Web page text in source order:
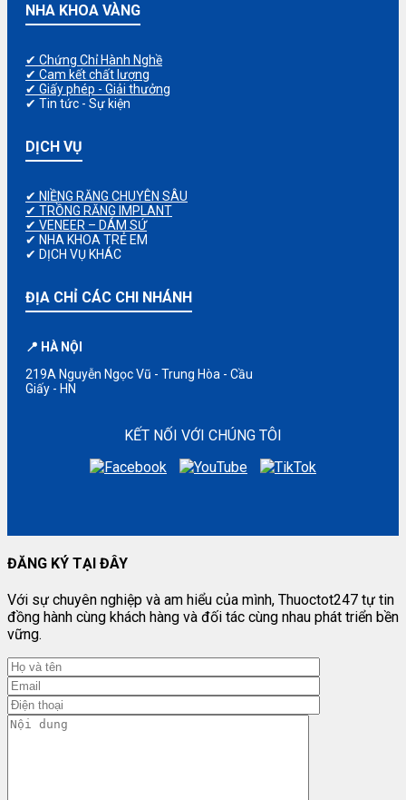
NHA KHOA VÀNG
✔ Chứng Chỉ Hành Nghề
✔ Cam kết chất lượng
✔ Giấy phép - Giải thưởng
✔ Tin tức - Sự kiện
DỊCH VỤ
✔ NIỀNG RĂNG CHUYÊN SÂU
✔ TRỒNG RĂNG IMPLANT
✔ VENEER – DÁM SỨ
✔ NHA KHOA TRẺ EM
✔ DỊCH VỤ KHÁC
ĐỊA CHỈ CÁC CHI NHÁNH
📍 HÀ NỘI
219A Nguyễn Ngọc Vũ - Trung Hòa - Cầu
Giấy - HN
KẾT NỐI VỚI CHÚNG TÔI
ĐĂNG KÝ TẠI ĐÂY
Với sự chuyên nghiệp và am hiểu của mình, Thuoctot247 tự tin
đồng hành cùng khách hàng và đối tác cùng nhau phát triển bền
vững.